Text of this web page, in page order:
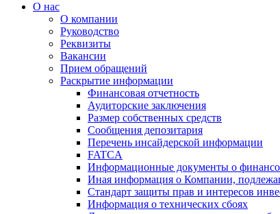
О нас
О компании
Руководство
Реквизиты
Вакансии
Прием обращений
Раскрытие информации
Финансовая отчетность
Аудиторские заключения
Размер собственных средств
Сообщения депозитария
Перечень инсайдерской информации
FATCA
Информационные документы о
Иная информация о Компании,
Стандарт защиты прав и интересов
Информация о технических сбоях